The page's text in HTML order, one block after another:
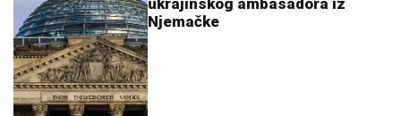
Njemačke